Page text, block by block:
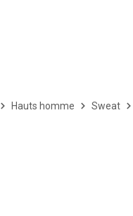
Hauts homme Sweat